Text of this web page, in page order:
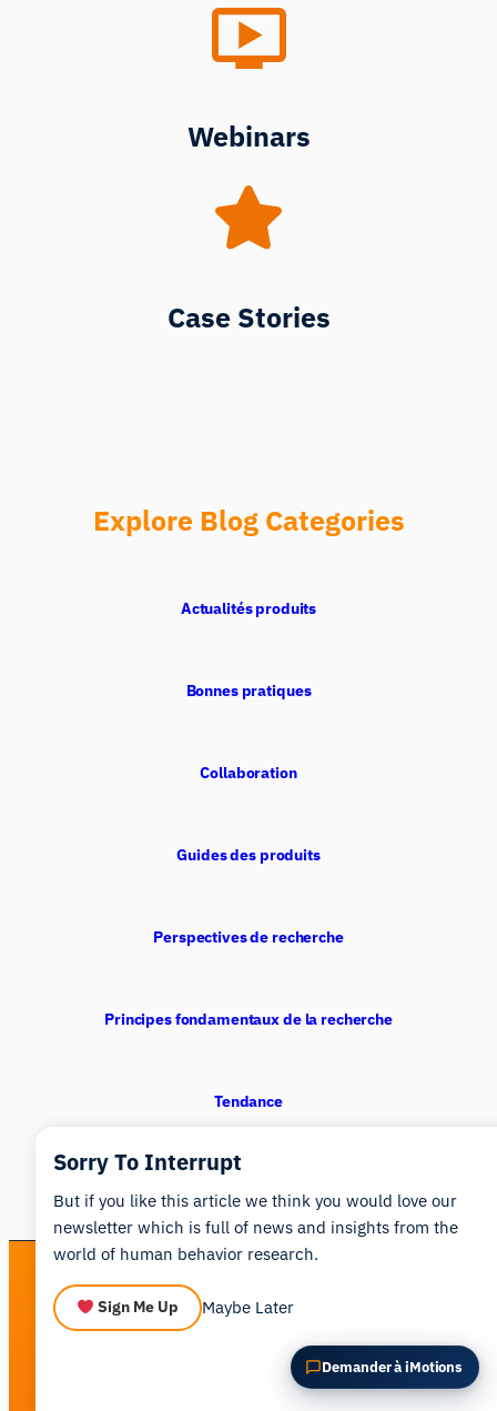
Webinars
Case Stories
Explore Blog Categories
Actualités produits
Bonnes pratiques
Collaboration
Guides des produits
Perspectives de recherche
Principes fondamentaux de la recherche
Tendance
See human behavior in a new light
Get a personalized walkthrough of the iMotions platform.
Demander à iMotions
Je vous suggérerai des questions pertinentes en
POSER UNE QUESTION SUR CET ARTICLE
Sorry To Interrupt
But if you like this article we think you would love our
newsletter which is full of news and insights from the
world of human behavior research.
Sign Me Up Maybe Later